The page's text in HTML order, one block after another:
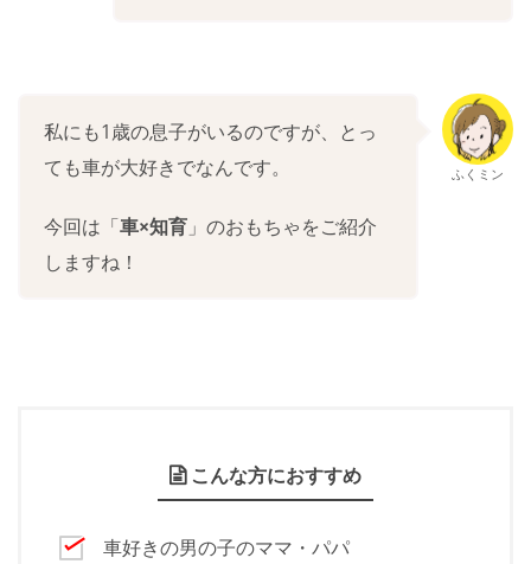
私にも1歳の息子がいるのですが、とっ
ても車が大好きでなんです。
今回は「車×知育 」のおもちゃをご紹介
しますね！
ふくミン
こんな方におすすめ
車好きの男の子のママ・パパ